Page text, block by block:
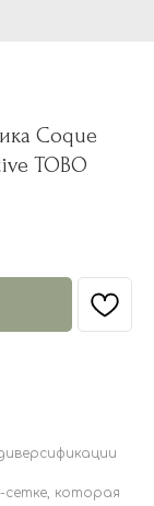
Coque
TOBO
которая